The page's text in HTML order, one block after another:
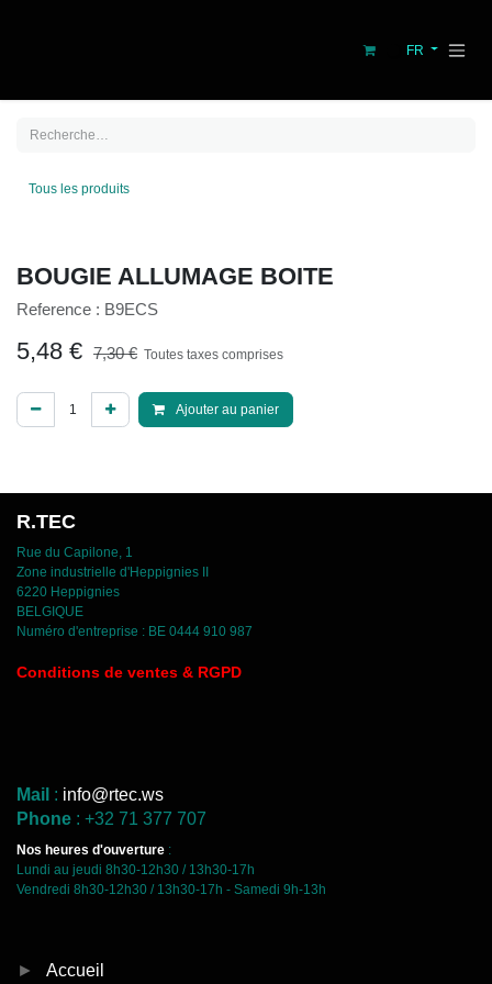
FR
Tous les produits
BOUGIE ALLUMAGE BOITE
Reference : B9ECS
5,48€ 7,30€ Toutes taxes comprises
Ajouter au panier
R.TEC
Rue du Capilone, 1
Zone industrielle d'Heppignies II
6220 Heppignies
BELGIQUE
Numéro d'entreprise : BE 0444 910 987
Conditions de ventes & RGPD
Mail : info@rtec.ws
Phone : +32 71 377 707
Nos heures d'ouverture
Lundi au jeudi 8h30-12h30 / 13h30-17h
Vendredi 8h30-12h30 / 13h30-17h - Samedi 9h-13h
► Accueil